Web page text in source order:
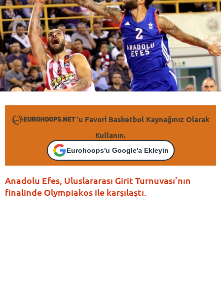
'u Favori Basketbol Kaynağınız Olarak
Kullanın.
Eurohoops'u Google'a Ekleyin
Anadolu Efes, Uluslararası Girit Turnuvası’nın
finalinde Olympiakos ile karşılaştı.